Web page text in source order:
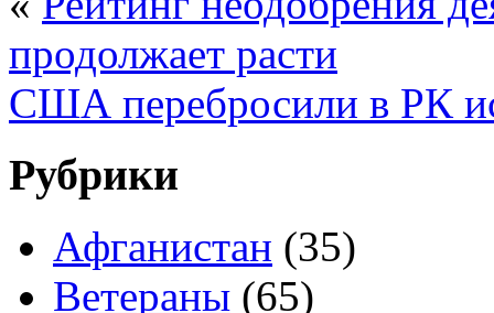
продолжает расти
США перебросили в РК
Рубрики
Афганистан (35)
Ветераны (65)